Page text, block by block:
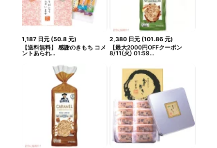
1,187 日元(50.8 元)
【送料無料】 感謝のきもち コメ
ントあられ...
2,380 日元 (101.86 元)
【最大2000円OFFクーポン
8/11(火) 01:59...